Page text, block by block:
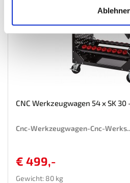
CNC Werkzeugwagen 54 x SK 30
Cnc-Werkzeugwagen-Cnc-
€ 499,-
Gewicht: 80 kg